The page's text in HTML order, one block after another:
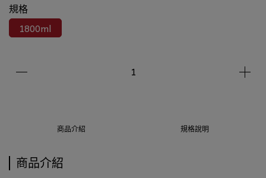
規格
1800ml
商品介紹 規格說明
商品介紹